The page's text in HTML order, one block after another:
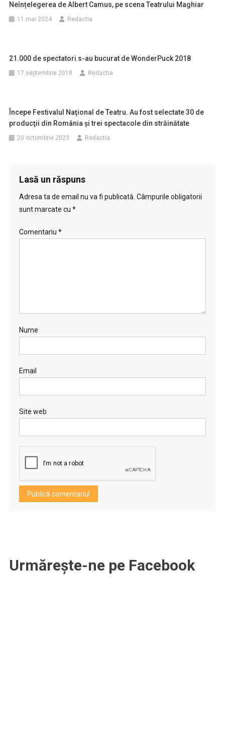
Neînțelegerea de Albert Camus, pe scena Teatrului Maghiar
11 mai 2024 Redactia
21.000 de spectatori s-au bucurat de WonderPuck 2018
17 septembrie 2018 Redactia
Începe Festivalul Naţional de Teatru. Au fost selectate 30 de
producţii din România şi trei spectacole din străinătate
20 octombrie 2023 Redactia
Lasă un răspuns
Adresa ta de email nu va fi publicată. Câmpurile obligatorii
sunt marcate cu *
Comentariu *
Nume
Email
Site web
Urmărește-ne pe Facebook